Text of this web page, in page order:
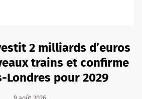
2 milliards d’euros
trains et confirme
Londres pour 2029